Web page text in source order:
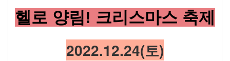
헬로 양림! 크리스마스 축제
2022.12.24(토)